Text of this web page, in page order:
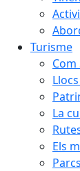
Turisme
La
Els